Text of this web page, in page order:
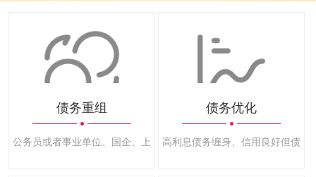
债务重组
公务员或者事业单位、国企、上市公司、500强等优良公司员工
债务优化
高利息债务缠身、信用良好但债务